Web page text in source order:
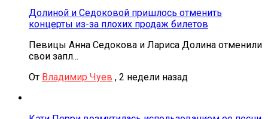
Долиной и Седоковой пришлось отменить
концерты из-за плохих продаж билетов
Певицы Анна Седокова и Лариса Долина отменили
свои запл...
От Владимир Чуев , 2 недели назад